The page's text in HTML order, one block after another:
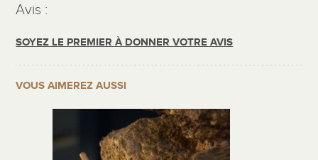
Avis :
SOYEZ LE PREMIER À DONNER VOTRE AVIS
VOUS AIMEREZ AUSSI